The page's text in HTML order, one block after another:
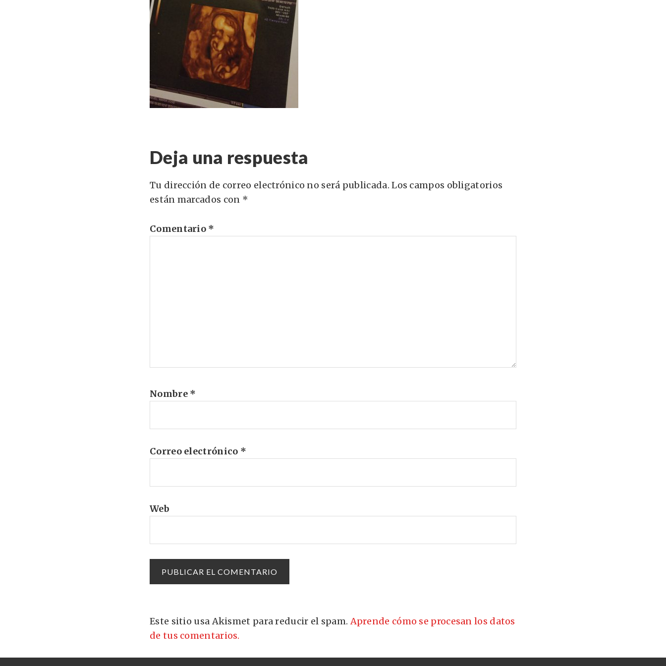
Deja una respuesta
Tu dirección de correo electrónico no será publicada. Los campos obligatorios
están marcados con *
Comentario *
Nombre *
Correo electrónico *
Web
Este sitio usa Akismet para reducir el spam.Aprende cómo se procesan los datos
de tus comentarios.